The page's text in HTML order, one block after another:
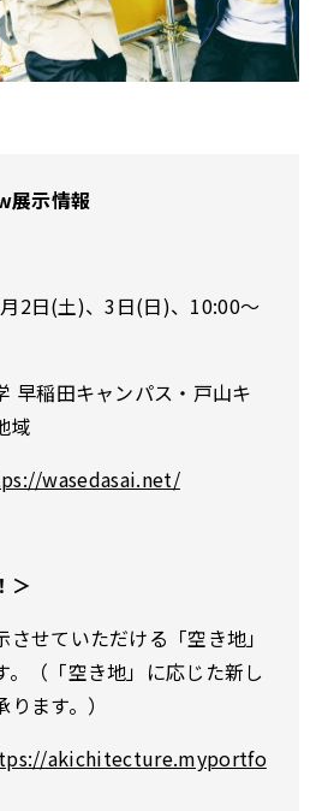
示情報
2日(土)、3日(日)、10:00〜
早稲田キャンパス・戸山キ
域
wasedasai.net/
＞
せていただける「空き地」
。（「空き地」に応じた新し
ます。）
akichitecture.myportfo